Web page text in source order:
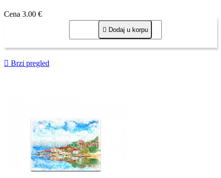
Cena 3,00 €
 Dodaj u korpu
 Brzi pregled